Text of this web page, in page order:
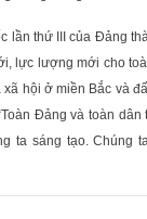
lần thứ III của Đảng
lực lượng mới cho
hội ở miền Bắc và
Đảng và toàn
ta sáng tạo. Chúng